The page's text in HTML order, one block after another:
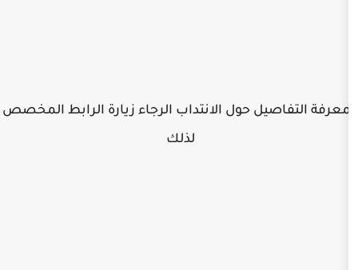
حول الانتداب الرجاء زيارة الرابط المخصص